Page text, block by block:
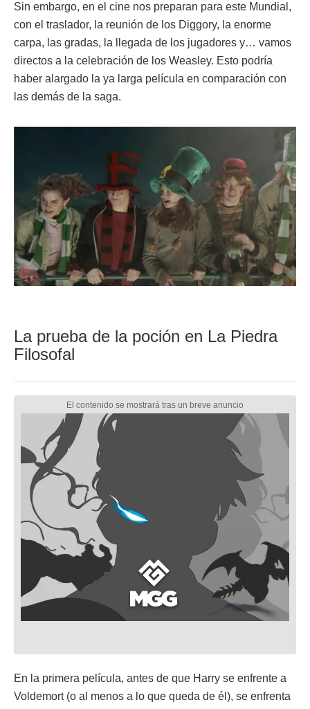
Sin embargo, en el cine nos preparan para este Mundial,
con el traslador, la reunión de los Diggory, la enorme
carpa, las gradas, la llegada de los jugadores y… vamos
directos a la celebración de los Weasley. Esto podría
haber alargado la ya larga película en comparación con
las demás de la saga.
La prueba de la poción en La Piedra
Filosofal
En la primera película, antes de que Harry se enfrente a
Voldemort (o al menos a lo que queda de él), se enfrenta